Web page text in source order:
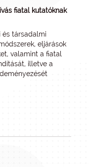
fiatal kutatóknak
és társadalmi
eljárások
valamint a fiatal
illetve a